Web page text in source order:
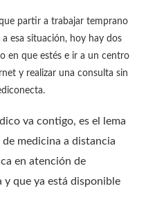
partir a trabajar temprano
esa situación, hoy hay dos
en que estés e ir a un centro
y realizar una consulta sin
va contigo, es el lema
medicina a distancia
en atención de
que ya está disponible